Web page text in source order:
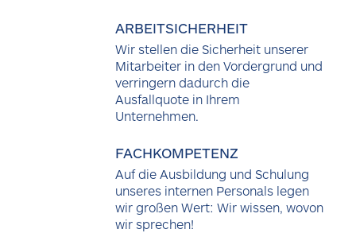
ARBEITSICHERHEIT
Wir stellen die Sicherheit unserer
Mitarbeiter in den Vordergrund und
verringern dadurch die
Ausfallquote in Ihrem
Unternehmen.
FACHKOMPETENZ
Auf die Ausbildung und Schulung
unseres internen Personals legen
wir großen Wert: Wir wissen, wovon
wir sprechen!